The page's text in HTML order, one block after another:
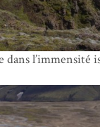
l’immensité